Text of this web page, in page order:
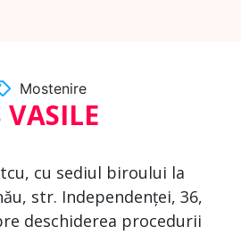
Mostenire
cu sediul biroului la
str. Independenței, 36,
deschiderea procedurii